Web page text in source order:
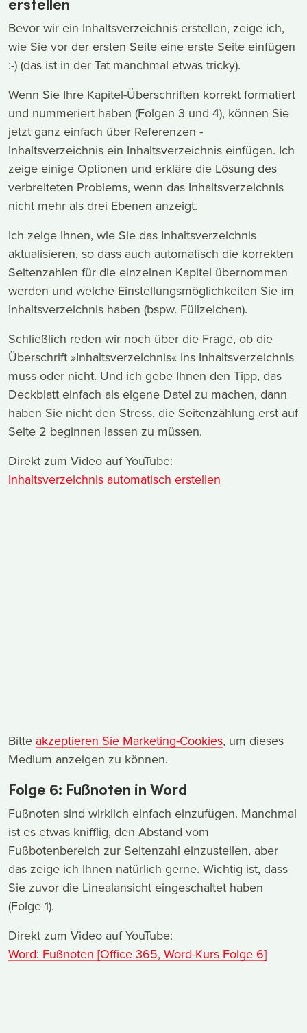
Bevor wir ein Inhaltsverzeichnis erstellen, zeige ich,
wie Sie vor der ersten Seite eine erste Seite einfügen
:-) (das ist in der Tat manchmal etwas tricky).
Wenn Sie Ihre Kapitel-Überschriften korrekt formatiert
und nummeriert haben (Folgen 3 und 4), können Sie
jetzt ganz einfach über Referenzen -
Inhaltsverzeichnis ein Inhaltsverzeichnis einfügen. Ich
zeige einige Optionen und erkläre die Lösung des
verbreiteten Problems, wenn das Inhaltsverzeichnis
nicht mehr als drei Ebenen anzeigt.
Ich zeige Ihnen, wie Sie das Inhaltsverzeichnis
aktualisieren, so dass auch automatisch die korrekten
Seitenzahlen für die einzelnen Kapitel übernommen
werden und welche Einstellungsmöglichkeiten Sie im
Inhaltsverzeichnis haben (bspw. Füllzeichen).
Schließlich reden wir noch über die Frage, ob die
Überschrift »Inhaltsverzeichnis« ins Inhaltsverzeichnis
muss oder nicht. Und ich gebe Ihnen den Tipp, das
Deckblatt einfach als eigene Datei zu machen, dann
haben Sie nicht den Stress, die Seitenzählung erst auf
Seite 2 beginnen lassen zu müssen.
Direkt zum Video auf YouTube:
Inhaltsverzeichnis automatisch erstellen
Bitte akzeptieren Sie Marketing-Cookies, um dieses
Medium anzeigen zu können.
Folge 6: Fußnoten in Word
Fußnoten sind wirklich einfach einzufügen. Manchmal
ist es etwas knifflig, den Abstand vom
Fußbotenbereich zur Seitenzahl einzustellen, aber
das zeige ich Ihnen natürlich gerne. Wichtig ist, dass
Sie zuvor die Linealansicht eingeschaltet haben
(Folge 1).
Direkt zum Video auf YouTube:
Word: Fußnoten [Office 365, Word-Kurs Folge 6]